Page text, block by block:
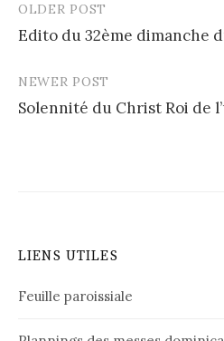
Post
navigation
OLDER POST
Edito du 32ème dimanche
NEWER POST
Solennité du Christ Roi de
LIENS UTILES
Feuille paroissiale